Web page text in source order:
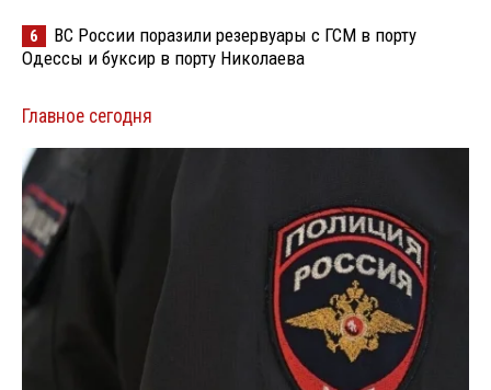
6
ВС России поразили резервуары с ГСМ в порту
Одессы и буксир в порту Николаева
Главное сегодня